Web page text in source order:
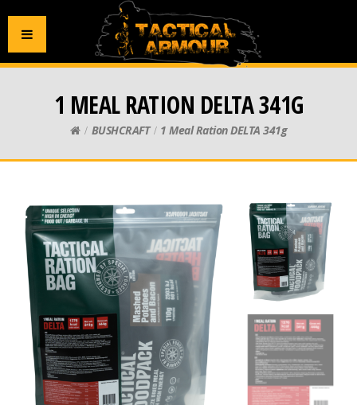
1 MEAL RATION DELTA 341G
BUSHCRAFT 1 Meal Ration DELTA 341g